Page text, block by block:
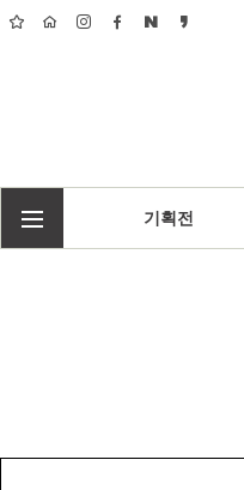
기획전